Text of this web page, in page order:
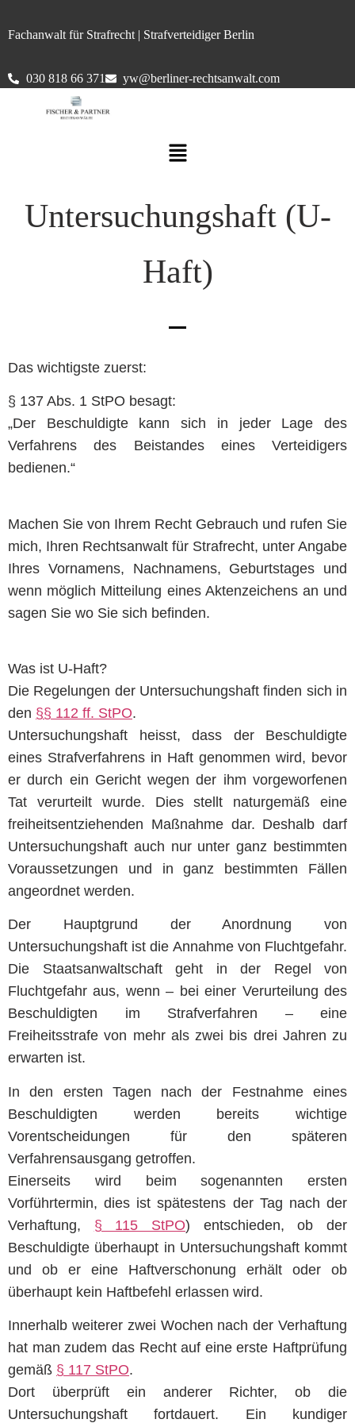
Fachanwalt für Strafrecht | Strafverteidiger Berlin
030 818 66 371 yw@berliner-rechtsanwalt.com
Untersuchungshaft (U-
Haft)
Das wichtigste zuerst:
§ 137 Abs. 1 StPO besagt:
„Der Beschuldigte kann sich in jeder Lage des
Verfahrens des Beistandes eines Verteidigers
bedienen.“
Machen Sie von Ihrem Recht Gebrauch und rufen Sie
mich, Ihren Rechtsanwalt für Strafrecht, unter Angabe
Ihres Vornamens, Nachnamens, Geburtstages und
wenn möglich Mitteilung eines Aktenzeichens an und
sagen Sie wo Sie sich befinden.
Was ist U-Haft?
Die Regelungen der Untersuchungshaft finden sich in
den §§ 112 ff. StPO.
Untersuchungshaft heisst, dass der Beschuldigte
eines Strafverfahrens in Haft genommen wird, bevor
er durch ein Gericht wegen der ihm vorgeworfenen
Tat verurteilt wurde. Dies stellt naturgemäß eine
freiheitsentziehenden Maßnahme dar. Deshalb darf
Untersuchungshaft auch nur unter ganz bestimmten
Voraussetzungen und in ganz bestimmten Fällen
angeordnet werden.
Der Hauptgrund der Anordnung von
Untersuchungshaft ist die Annahme von Fluchtgefahr.
Die Staatsanwaltschaft geht in der Regel von
Fluchtgefahr aus, wenn – bei einer Verurteilung des
Beschuldigten im Strafverfahren – eine
Freiheitsstrafe von mehr als zwei bis drei Jahren zu
erwarten ist.
In den ersten Tagen nach der Festnahme eines
Beschuldigten werden bereits wichtige
Vorentscheidungen für den späteren
Verfahrensausgang getroffen.
Einerseits wird beim sogenannten ersten
Vorführtermin, dies ist spätestens der Tag nach der
Verhaftung, § 115 StPO) entschieden, ob der
Beschuldigte überhaupt in Untersuchungshaft kommt
und ob er eine Haftverschonung erhält oder ob
überhaupt kein Haftbefehl erlassen wird.
Innerhalb weiterer zwei Wochen nach der Verhaftung
hat man zudem das Recht auf eine erste Haftprüfung
gemäß § 117 StPO.
Dort überprüft ein anderer Richter, ob die
Untersuchungshaft fortdauert. Ein kundiger